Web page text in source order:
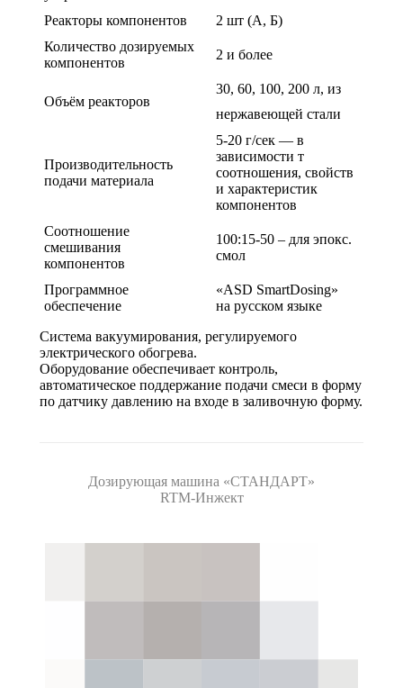
Реакторы компонентов
2 шт (А, Б)
Количество дозируемых
компонентов
2 и более
Объём реакторов
30, 60, 100, 200 л, из
нержавеющей стали
Производительность
подачи материала
5-20 г/сек — в
зависимости т
соотношения, свойств
и характеристик
компонентов
Соотношение
смешивания
компонентов
100:15-50 – для эпокс.
смол
Программное
обеспечение
«ASD SmartDosing»
на русском языке
Система вакуумирования, регулируемого
электрического обогрева.
Оборудование обеспечивает контроль,
автоматическое поддержание подачи смеси в форму
по датчику давлению на входе в заливочную форму.
Дозирующая машина «СТАНДАРТ»
RTM-Инжект